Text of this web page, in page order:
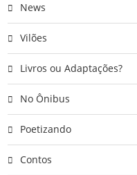
News
Vilões
Livros ou Adaptações?
No Ônibus
Poetizando
Contos